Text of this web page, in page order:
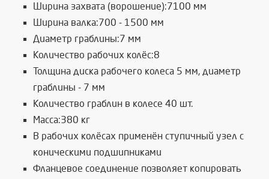
Ширина захвата (ворошение):7100 мм
Ширина валка:700 - 1500 мм
Диаметр граблины:7 мм
Количество рабочих колёс:8
Толщина диска рабочего колеса 5 мм, диаметр
граблины - 7 мм
Количество граблин в колесе 40 шт.
Масса:380 кг
В рабочих колёсах применён ступичный узел с
коническими подшипниками
Фланцевое соединение позволяет копировать